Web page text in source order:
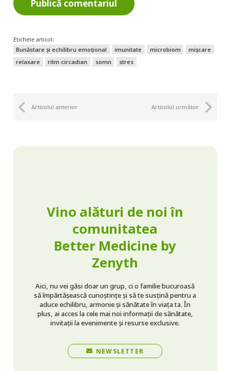
Publică comentariul
Etichete articol:
Bunăstare și echilibru emoțional
imunitate microbiom
mișcare
relaxare
ritm circadian somn stres
Articolul anterior Articolul următor
Vino alături de noi în
comunitatea
Better Medicine by
Zenyth
Aici, nu vei găsi doar un grup, ci o familie bucuroasă
să împărtășească cunoștințe și să te susțină pentru a
aduce echilibru, armonie și sănătate în viața ta. În
plus, ai acces la cele mai noi informații de sănătate,
invitații la evenimente și resurse exclusive.
NEWSLETTER